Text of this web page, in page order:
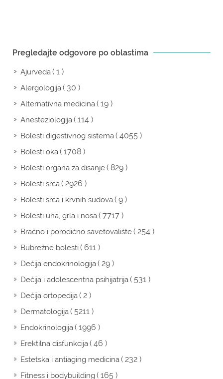
Pregledajte odgovore po oblastima
Ajurveda( 1 )
Alergologija( 30 )
Alternativna medicina( 19 )
Anesteziologija( 114 )
Bolesti digestivnog sistema( 4055 )
Bolesti oka( 1708 )
Bolesti organa za disanje( 829 )
Bolesti srca( 2926 )
Bolesti srca i krvnih sudova( 9 )
Bolesti uha, grla i nosa( 7717 )
Bračno i porodično savetovalište( 254 )
Bubrežne bolesti( 611 )
Dečija endokrinologija( 29 )
Dečija i adolescentna psihijatrija( 531 )
Dečija ortopedija( 2 )
Dermatologija( 5211 )
Endokrinologija( 1996 )
Erektilna disfunkcija( 46 )
Estetska i antiaging medicina( 232 )
Fitness i bodybuilding( 165 )